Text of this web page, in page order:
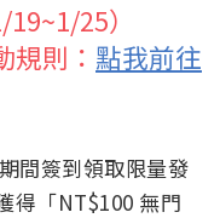
25）
規則： 點我前往
間簽到領取限量發
得「NT$100 無門